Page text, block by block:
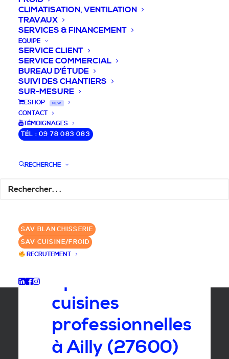
CLIMATISATION, VENTILATION
TRAVAUX
SERVICES & FINANCEMENT
EQUIPE
SERVICE CLIENT
SERVICE COMMERCIAL
BUREAU D’ÉTUDE
SUIVI DES CHANTIERS
SUR-MESURE
ESHOP NEW
CONTACT
TÉMOIGNAGES
TÉL : 09 78 083 083
RECHERCHE
SAV BLANCHISSERIE
SAV CUISINE/FROID
RECRUTEMENT
DEVIS / CONSEILS /
QUESTIONS
✆ 09 78 083 083
GROUPE SEBI
Spécialiste
cuisines
professionnelles
à Ailly (27600)